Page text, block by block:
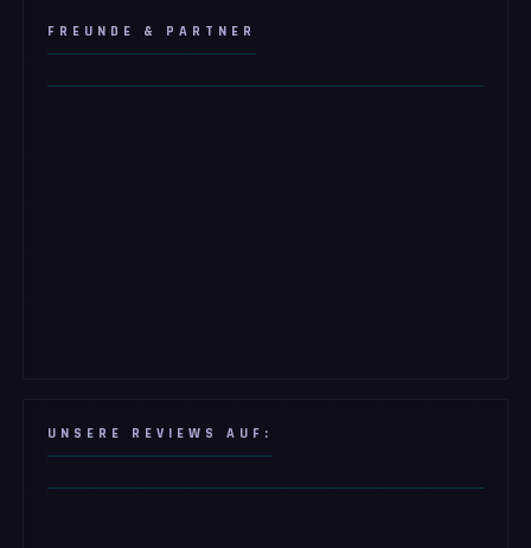
FREUNDE & PARTNER
UNSERE REVIEWS AUF: